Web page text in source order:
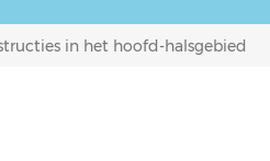
in het hoofd-halsgebied